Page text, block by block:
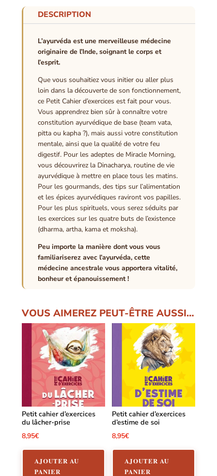
DESCRIPTION
L’ayurvéda est une merveilleuse médecine
originaire de l’Inde, soignant le corps et
l’esprit.
Que vous souhaitiez vous initier ou aller plus
loin dans la découverte de son fonctionnement,
ce Petit Cahier d’exercices est fait pour vous.
Vous apprendrez bien sûr à connaître votre
constitution ayurvédique de base (team vata,
pitta ou kapha ?), mais aussi votre constitution
mentale, ainsi que la qualité de votre feu
digestif. Pour les adeptes de Miracle Morning,
vous découvrirez la Dinacharya, routine de vie
ayurvédique à mettre en place tous les matins.
Pour les gourmands, des tips sur l’alimentation
et les épices ayurvédiques raviront vos papilles.
Pour les plus spirituels, vous serez séduits par
les exercices sur les quatre buts de l’existence
(dharma, artha, kama et moksha).
Peu importe la manière dont vous vous
familiariserez avec l’ayurvéda, cette
médecine ancestrale vous apportera vitalité,
bonheur et épanouissement !
VOUS AIMEREZ PEUT-ÊTRE AUSSI…
Petit cahier d’exercices
du lâcher-prise
8,95€
AJOUTER AU
PANIER
Petit cahier d’exercices
d’estime de soi
8,95€
AJOUTER AU
PANIER